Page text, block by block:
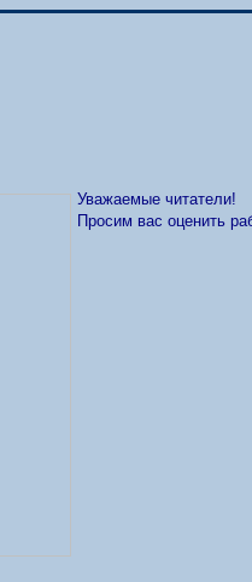
Уважаемые читатели!
Просим вас оценить